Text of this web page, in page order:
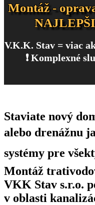
Montáž -
V.K.K. Stav = viac
❗ Komplexné
Staviate nový
alebo drenážnu
systémy pre
Montáž
VKK Stav s.r.o.
v oblasti